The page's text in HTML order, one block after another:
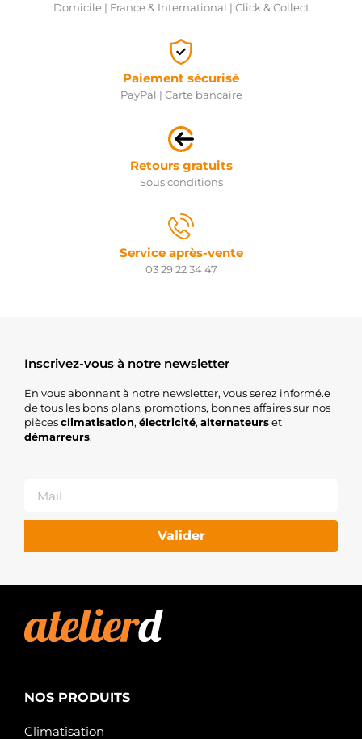
Domicile | France & International | Click & Collect
Paiement sécurisé
PayPal | Carte bancaire
Retours gratuits
Sous conditions
Service après-vente
03 29 22 34 47
Inscrivez-vous à notre newsletter
En vous abonnant à notre newsletter, vous serez informé.e
de tous les bons plans, promotions, bonnes affaires sur nos
piècesclimatisation, électricité, alternateurset
démarreurs.
Valider
NOS PRODUITS
Climatisation